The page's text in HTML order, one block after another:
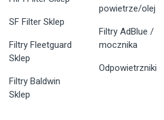
SF Filter Sklep
Filtry Fleetguard
Sklep
Filtry Baldwin
Sklep
powietrze/olej
Filtry AdBlue /
mocznika
Odpowietrzniki